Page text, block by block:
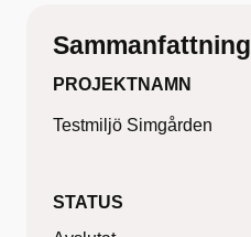
Sammanfattning
PROJEKTNAMN
Testmiljö Simgården
STATUS